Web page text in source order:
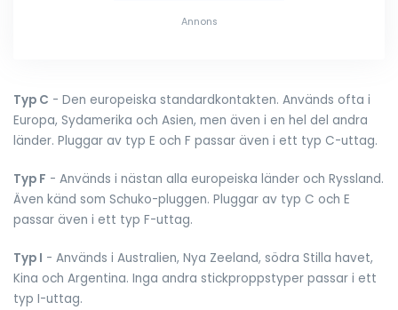
Annons
Typ C - Den europeiska standardkontakten. Används ofta i
Europa, Sydamerika och Asien, men även i en hel del andra
länder. Pluggar av typ E och F passar även i ett typ C-uttag.
Typ F - Används i nästan alla europeiska länder och Ryssland.
Även känd som Schuko-pluggen. Pluggar av typ C och E
passar även i ett typ F-uttag.
Typ I - Används i Australien, Nya Zeeland, södra Stilla havet,
Kina och Argentina. Inga andra stickproppstyper passar i ett
typ I-uttag.